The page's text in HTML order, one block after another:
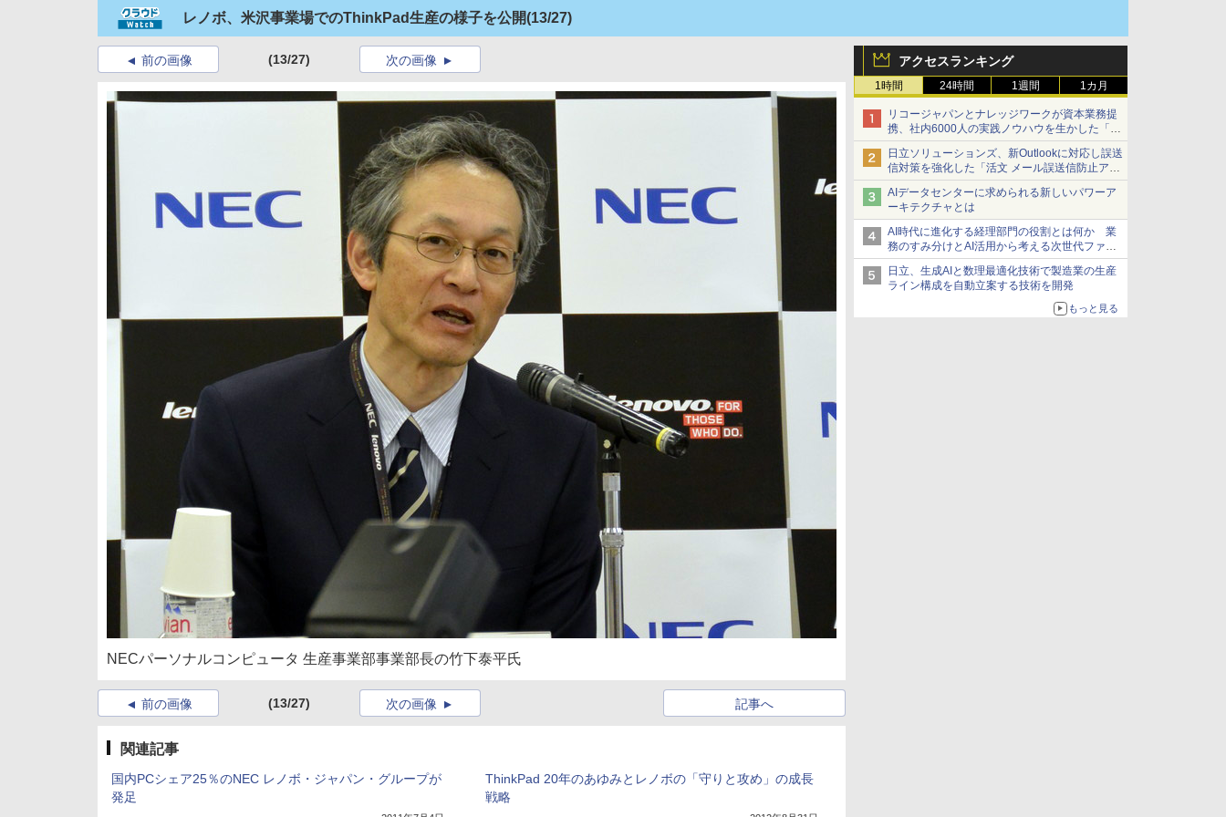
レノボ、米沢事業場でのThinkPad生産の様子を公開(13/27)
アクセスランキング
1時間 24時間 1週間 1カ月
リコージャパンとナレッジワークが資本業務提
携、社内6000人の実践ノウハウを生かした「AI
商談記録 for RICOH」を展開へ
日立ソリューションズ、新Outlookに対応し誤送
信対策を強化した「活文 メール誤送信防止アド
インサービス」を提供
AIデータセンターに求められる新しいパワーア
ーキテクチャとは
AI時代に進化する経理部門の役割とは何か 業
務のすみ分けとAI活用から考える次世代ファイ
ナンス戦略
日立、生成AIと数理最適化技術で製造業の生産
ライン構成を自動立案する技術を開発
もっと見る
前の画像 (13/27) 次の画像
NECパーソナルコンピュータ 生産事業部事業部長の竹下泰平氏
前の画像 (13/27) 記事へ
次の画像
関連記事
国内PCシェア25％のNEC レノボ・ジャパン・グループが
発足
ThinkPad 20年のあゆみとレノボの「守りと攻め」の成長
戦略